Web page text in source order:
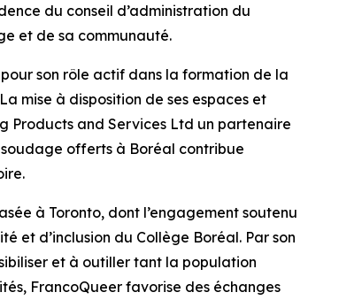
du conseil d’administration du
et de sa communauté.
son rôle actif dans la formation de la
mise à disposition de ses espaces et
Products and Services Ltd un partenaire
offerts à Boréal contribue
à Toronto, dont l’engagement soutenu
et d’inclusion du Collège Boréal. Par son
et à outiller tant la population
FrancoQueer favorise des échanges